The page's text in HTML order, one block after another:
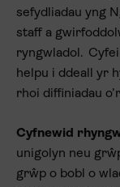
sefydliadau yng
staff a
ryngwladol.
helpu i ddeall yr
rhoi diffiniadau
Cyfnewid
unigolyn neu
grŵp o bobl o